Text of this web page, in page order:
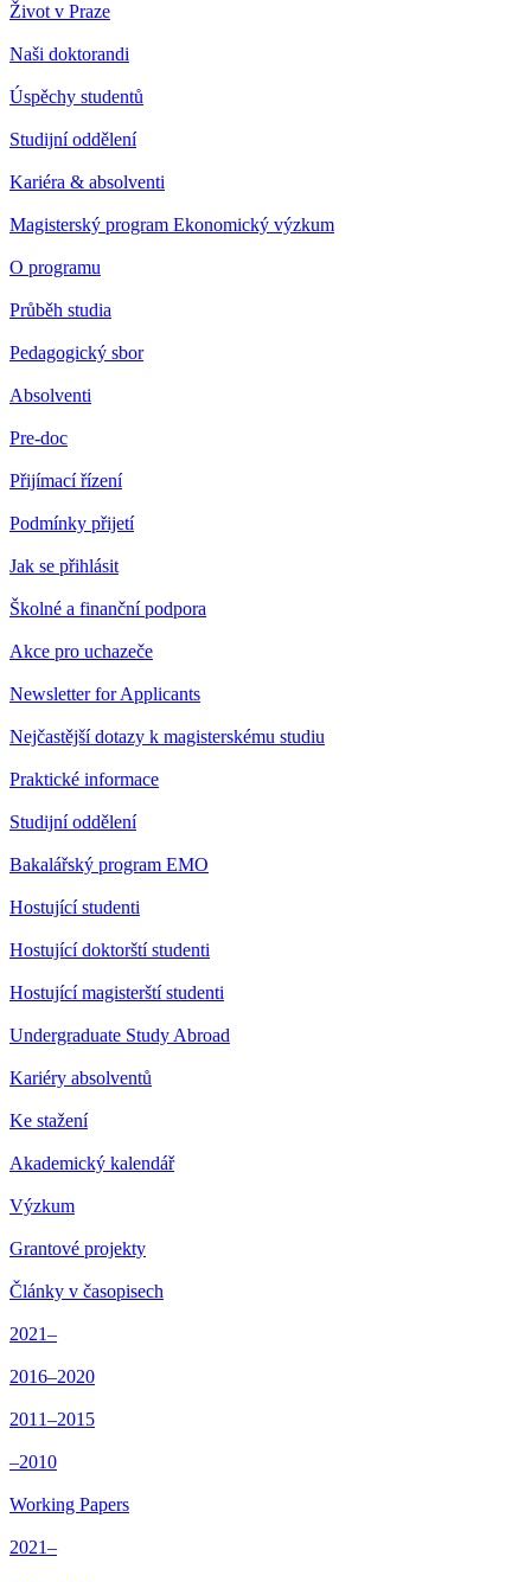
Život v Praze
Naši doktorandi
Úspěchy studentů
Studijní oddělení
Kariéra & absolventi
Magisterský program Ekonomický výzkum
O programu
Průběh studia
Pedagogický sbor
Absolventi
Pre-doc
Přijímací řízení
Podmínky přijetí
Jak se přihlásit
Školné a finanční podpora
Akce pro uchazeče
Newsletter for Applicants
Nejčastější dotazy k magisterskému studiu
Praktické informace
Studijní oddělení
Bakalářský program EMO
Hostující studenti
Hostující doktorští studenti
Hostující magisterští studenti
Undergraduate Study Abroad
Kariéry absolventů
Ke stažení
Akademický kalendář
Výzkum
Grantové projekty
Články v časopisech
2021–
2016–2020
2011–2015
–2010
Working Papers
2021–